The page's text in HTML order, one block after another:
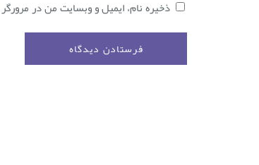
ذخیره نام، ایمیل و وبسایت من در